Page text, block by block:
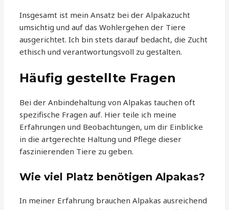
Insgesamt ist mein Ansatz bei der Alpakazucht
umsichtig und auf das Wohlergehen der Tiere
ausgerichtet. Ich bin stets darauf bedacht, die Zucht
ethisch und verantwortungsvoll zu gestalten.
Häufig gestellte Fragen
Bei der Anbindehaltung von Alpakas tauchen oft
spezifische Fragen auf. Hier teile ich meine
Erfahrungen und Beobachtungen, um dir Einblicke
in die artgerechte Haltung und Pflege dieser
faszinierenden Tiere zu geben.
Wie viel Platz benötigen Alpakas?
In meiner Erfahrung brauchen Alpakas ausreichend